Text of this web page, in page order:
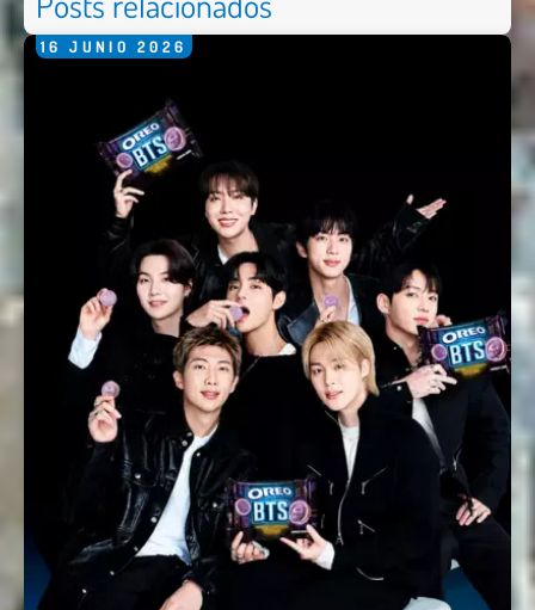
16 JUNIO 2026